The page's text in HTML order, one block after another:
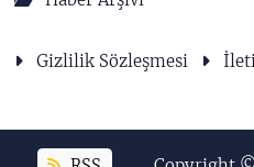
Gizlilik Sözleşmesi